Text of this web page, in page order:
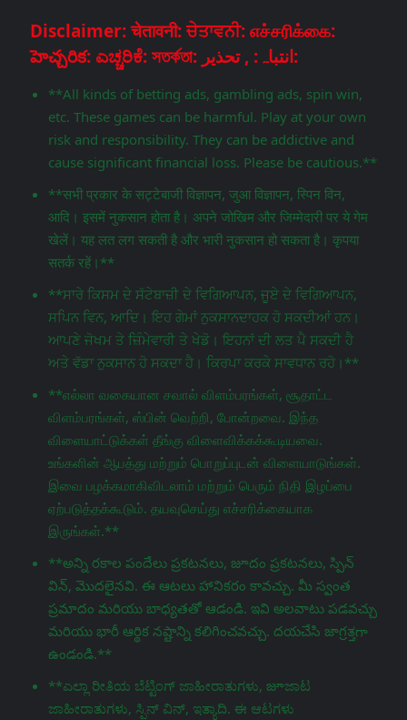
Disclaimer: चेतावनी: ਚੇਤਾਵਨੀ: எச்சரிக்கை:
హెచ్చరిక: ಎಚ್ಚರಿಕೆ: সতর্কতা: انتباہ: , تحذير:
**All kinds of betting ads, gambling ads, spin win,
etc. These games can be harmful. Play at your own
risk and responsibility. They can be addictive and
cause significant financial loss. Please be cautious.**
**सभी प्रकार के सट्टेबाजी विज्ञापन, जुआ विज्ञापन, स्पिन विन,
आदि। इसमें नुकसान होता है। अपने जोखिम और जिम्मेदारी पर ये गेम
खेलें। यह लत लग सकती है और भारी नुकसान हो सकता है। कृपया
सतर्क रहें।**
**ਸਾਰੇ ਕਿਸਮ ਦੇ ਸੱਟੇਬਾਜ਼ੀ ਦੇ ਵਿਗਿਆਪਨ, ਜੂਏ ਦੇ ਵਿਗਿਆਪਨ,
ਸਪਿਨ ਵਿਨ, ਆਦਿ। ਇਹ ਗੇਮਾਂ ਨੁਕਸਾਨਦਾਹਕ ਹੋ ਸਕਦੀਆਂ ਹਨ।
ਆਪਣੇ ਜੋਖਮ ਤੇ ਜ਼ਿੰਮੇਵਾਰੀ ਤੇ ਖੇਡੋ। ਇਹਨਾਂ ਦੀ ਲਤ ਪੈ ਸਕਦੀ ਹੈ
ਅਤੇ ਵੱਡਾ ਨੁਕਸਾਨ ਹੋ ਸਕਦਾ ਹੈ। ਕਿਰਪਾ ਕਰਕੇ ਸਾਵਧਾਨ ਰਹੋ।**
**எல்லா வகையான சவால் விளம்பரங்கள், சூதாட்ட
விளம்பரங்கள், ஸ்பின் வெற்றி, போன்றவை. இந்த
விளையாட்டுக்கள் தீங்கு விளைவிக்கக்கூடியவை.
உங்களின் ஆபத்து மற்றும் பொறுப்புடன் விளையாடுங்கள்.
இவை பழக்கமாகிவிடலாம் மற்றும் பெரும் நிதி இழப்பை
ஏற்படுத்தக்கூடும். தயவுசெய்து எச்சரிக்கையாக
இருங்கள்.**
**అన్ని రకాల పందేలు ప్రకటనలు, జూదం ప్రకటనలు, స్పిన్
విన్, మొదలైనవి. ఈ ఆటలు హానికరం కావచ్చు. మీ స్వంత
ప్రమాదం మరియు బాధ్యతతో ఆడండి. ఇవి అలవాటు పడవచ్చు
మరియు భారీ ఆర్థిక నష్టాన్ని కలిగించవచ్చు. దయచేసి జాగ్రತ್ತగా
ఉండండి.**
**ಎಲ್ಲಾ ರೀತಿಯ ಬೆಟ್ಟಿಂಗ್ ಜಾಹೀರಾತುಗಳು, జూಜಾಟ
ಜಾಹೀರಾತುಗಳು, ಸ್ಪಿನ್ ವಿನ್, ಇತ್ಯಾದಿ. ಈ ಆಟಗಳು